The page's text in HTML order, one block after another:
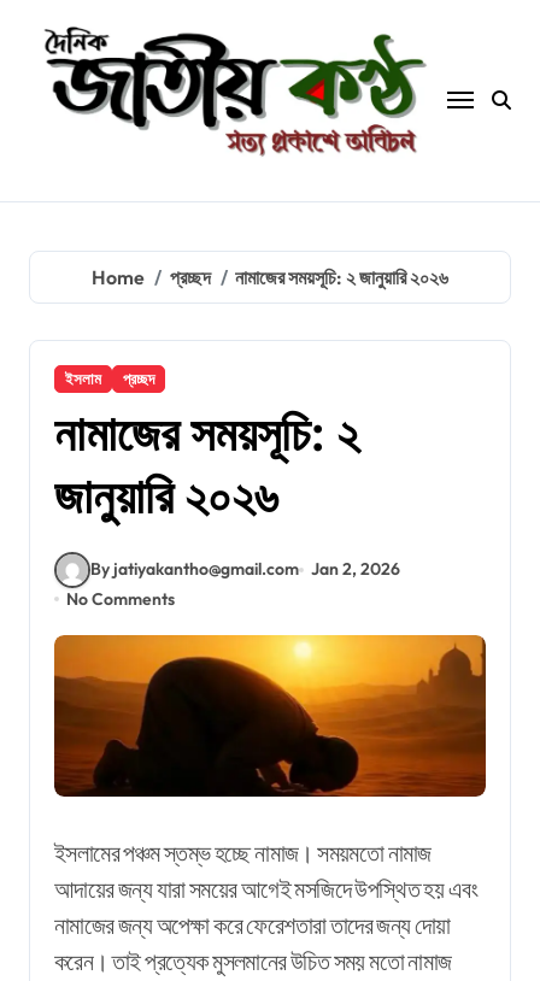
content
Home প্রচ্ছদ নামাজের সময়সূচি: ২ জানুয়ারি ২০২৬
ইসলাম প্রচ্ছদ
নামাজের সময়সূচি: ২
জানুয়ারি ২০২৬
By jatiyakantho@gmail.com Jan 2, 2026
No Comments
ইসলামের পঞ্চম স্তম্ভ হচ্ছে নামাজ। সময়মতো নামাজ
আদায়ের জন্য যারা সময়ের আগেই মসজিদে উপস্থিত হয় এবং
নামাজের জন্য অপেক্ষা করে ফেরেশতারা তাদের জন্য দোয়া
করেন। তাই প্রত্যেক মুসলমানের উচিত সময় মতো নামাজ